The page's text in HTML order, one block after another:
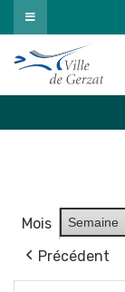
Passer
au
contenu
Mois Semaine
Précédent